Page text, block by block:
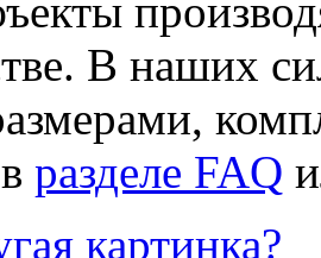
В наших
разделе FAQ
картинка?